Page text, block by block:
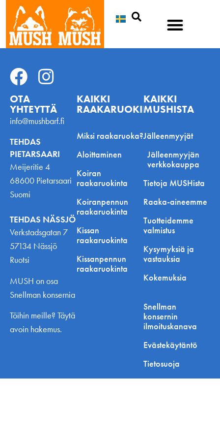
OTA
YHTEYTTÄ
info@mushbarf.fi
TEHDAS
PIETARSAARI
Meijeritie 4
68600 Pietarsaari
Suomi
TEHDAS NÄSSJÖ
Verkstadsgatan 7
57134 Nässjö
Ruotsi
MUSH on osa
Snellman konsernia
Töihin meille? Täytä
avoin hakemus.
KAIKKI
RAAKARUOKINNASTA
Miksi raakaruoka?
Aloittaminen
Koiran
raakaruokinta
Koiranpennun
raakaruokinta
Kissan
raakaruokinta
Kissanpennun
raakaruokinta
KAIKKI
MUSHISTA
Jälleenmyyjät
Jälleenmyyjän
verkkokauppa
Tietoja MUSHista
Raaka-aineemme
Tuotteidemme
valmistus
Kysymyksiä ja
vastauksia
Kokemuksia
Snellman
konsernin
ilmoituskanava
Evästekäytäntö
Tietosuoja